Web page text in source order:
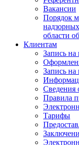
Вакансии
Порядок
области
Клиентам
Запись
Запись на
Сведения
Правила
Тарифы